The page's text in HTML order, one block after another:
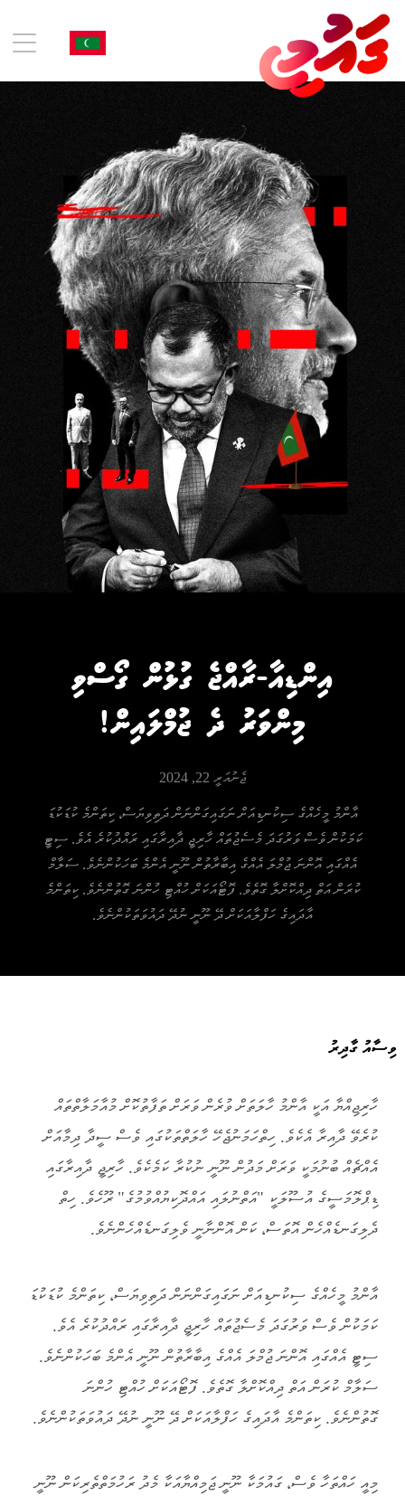
އިންޑިއާ-ރާއްޖެ ގުޅުން ގޯސްވި
މިންވަރު ދެ ޖުމްލައިން!
ޖެނުއަރީ 22, 2024
އާންމު މީހެއްގެ ސިކުނޑިއަށް ނަގައިގަންނަން ދަތިވިޔަސް، ކިތަންމެ ކުޑަކުޑަ
ކަމަކުން ވެސް ވަރުގަދަ މެސެޖުތައް ހާރިޖީ ދާއިރާގައި ރައްދުކުރެ އެވެ. ސިޓީ
އެއްގައި އޮންނަ ޖުމްލަ އެއްގެ އިބާރާތުން ނޫނީ އެންމެ ބަހަކުންނެވެ. ސަލާމް
ކުރަން އަތް ދިއްކޮށްލާ ގޮތެވެ. ފޮޓޯއަކަށް ހުއްޓި ހުންނަ ގޮތުންނެވެ. ކިތަންމެ
އާދައިގެ ހަފްލާއަކަށް ދޭ ނޫނީ ނުދޭ ދައުވަތަކުންނެވެ.
ވިސާއު ގާދިރު
ހާރިޖިއްޔާ އަކީ އާންމު ހާލަތަށް ވުރެން ވަރަށް ތަފާތުކޮށް މުއާމަލާތްތައް
ކުރެވޭ ދާއިރާ އެކެވެ. ހިތްހަމަނުޖެހޭ ހާލަތްތަކުގައި ވެސް ސީދާ ދިމާއަށް
އެއްޗެއް ބުނުމަކީ ވަރަށް މަދުން ނޫނީ ނުކުރާ ކަމެކެވެ. ހާރިޖީ ދާއިރާގައި
ޑިޕްލޮމަސީގެ އުސޫލަކީ "އަތްނުލައި އައްދޮކިޔުއްވުމުގެ" ރޫހެވެ. ހިތް
ދެލިގަނޑެއްހެން އޮތަސް، ކަން އޮންނާނީ ވެލިގަނޑެއްހެންނެވެ.
އާންމު މީހެއްގެ ސިކުނޑިއަށް ނަގައިގަންނަން ދަތިވިޔަސް، ކިތަންމެ ކުޑަކުޑަ
ކަމަކުން ވެސް ވަރުގަދަ މެސެޖުތައް ހާރިޖީ ދާއިރާގައި ރައްދުކުރެ އެވެ.
ސިޓީ އެއްގައި އޮންނަ ޖުމްލަ އެއްގެ އިބާރާތުން ނޫނީ އެންމެ ބަހަކުންނެވެ.
ސަލާމް ކުރަން އަތް ދިއްކޮށްލާ ގޮތެވެ. ފޮޓޯއަކަށް ހުއްޓި ހުންނަ
ގޮތުންނެވެ. ކިތަންމެ އާދައިގެ ހަފްލާއަކަށް ދޭ ނޫނީ ނުދޭ ދައުވަތަކުންނެވެ.
މިއީ ހައްތަހާ ވެސް، ގައުމަކާ ނޫނީ ޖަމިއްޔާއަކާ މެދު ރަހުމަތްތެރިކަން ނޫނީ